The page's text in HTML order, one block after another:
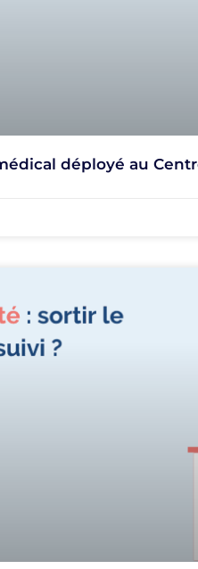
déployé au